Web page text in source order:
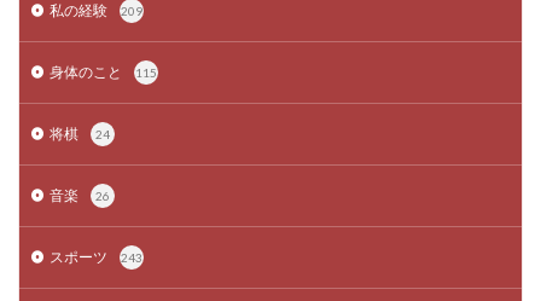
私の経験 209
身体のこと 115
将棋 24
音楽 26
スポーツ 243